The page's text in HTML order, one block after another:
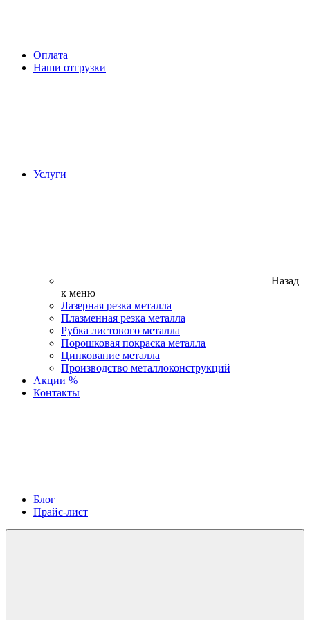
Оплата
Наши отгрузки
Услуги
Назад
к меню
Лазерная резка металла
Плазменная резка металла
Рубка листового металла
Порошковая покраска металла
Цинкование металла
Производство металлоконструкций
Акции %
Контакты
Блог
Прайс-лист